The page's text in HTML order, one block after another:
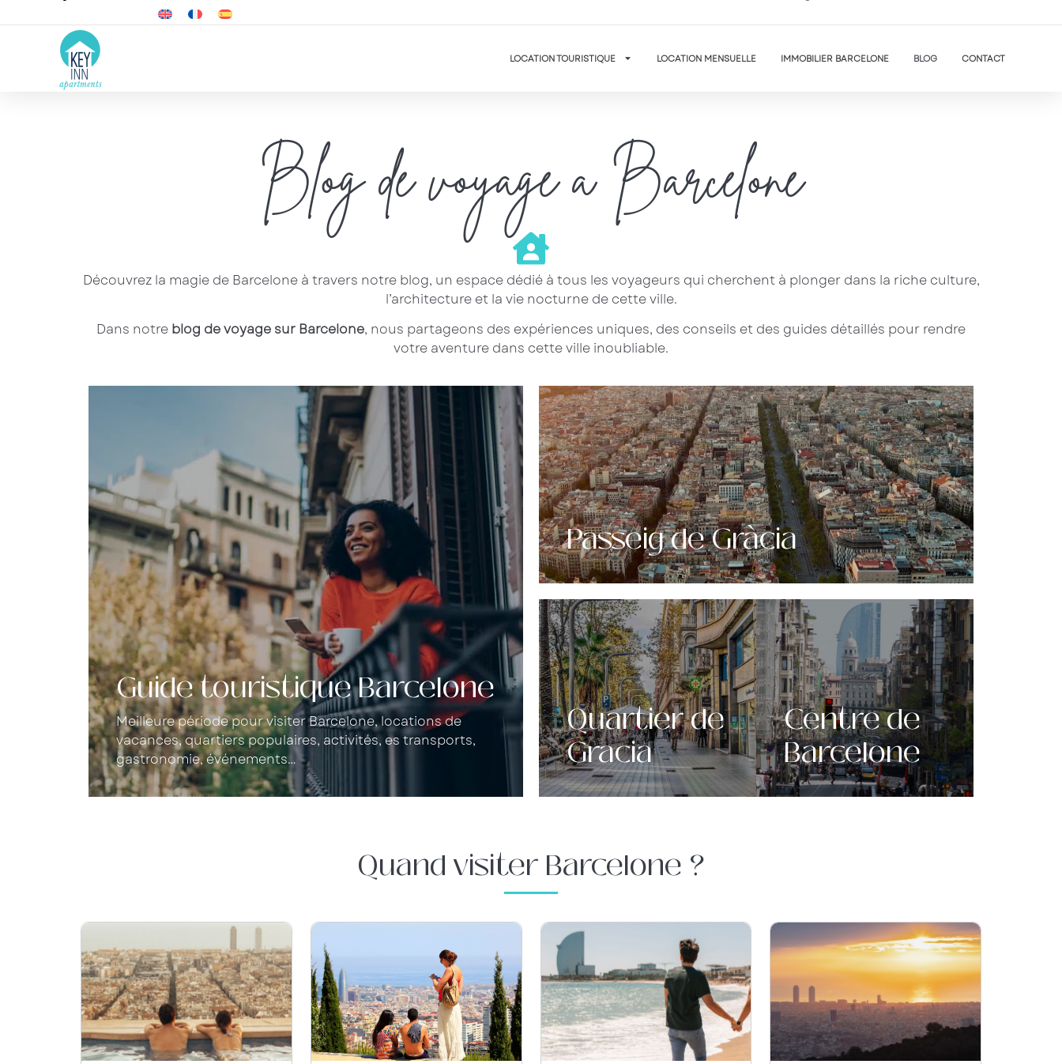
LOCATION TOURISTIQUE LOCATION MENSUELLE IMMOBILIER BARCELONE BLOG CONTACT
Blog de voyage à Barcelone
Découvrez la magie de Barcelone à travers notre blog, un espace dédié à tous les voyageurs qui cherchent à plonger dans la riche culture,
l’architecture et la vie nocturne de cette ville.
Dans notre blog de voyage sur Barcelone, nous partageons des expériences uniques, des conseils et des guides détaillés pour rendre
votre aventure dans cette ville inoubliable.
Guide touristique Barcelone
Meilleure période pour visiter Barcelone, locations de
vacances, quartiers populaires, activités, es transports,
gastronomie, événements…
Passeig de Gràcia
Quartier de
Gracia
Centre de
Barcelone
Quand visiter Barcelone ?